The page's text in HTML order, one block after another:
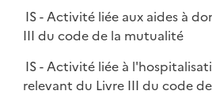
IS - Activité liée aux aides à
III du code de la mutualité
IS - Activité liée à
relevant du Livre III du code